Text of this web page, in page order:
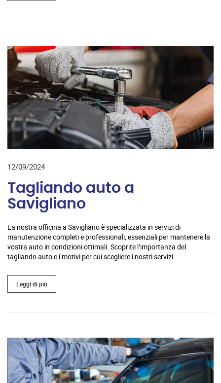
12/09/2024
Tagliando auto a
Savigliano
La nostra officina a Savigliano è specializzata in servizi di
manutenzione completi e professionali, essenziali per mantenere la
vostra auto in condizioni ottimali. Scoprite l’importanza del
tagliando auto e i motivi per cui scegliere i nostri servizi.
Leggi di più